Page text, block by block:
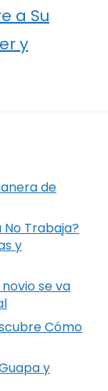
a Su
y
de
No Trabaja?
y
se va
Cómo
y